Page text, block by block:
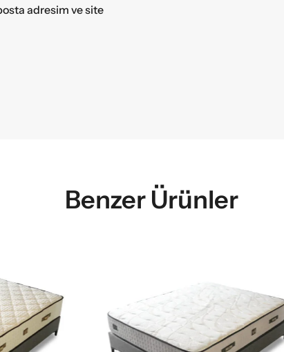
adresim ve site
Benzer Ürünler